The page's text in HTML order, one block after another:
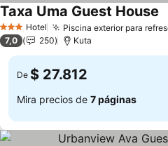
3 Estrellas
Hotel Piscina exterior para
Taxa Uma Guest House
7,0 250 Kuta
De $ 27.812
Mira precios de 7 páginas